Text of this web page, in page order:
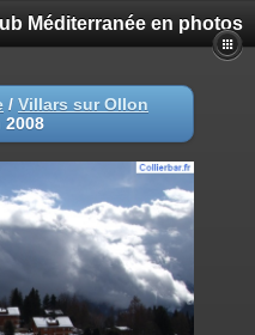
Méditerranée en photos
/ Villars sur Ollon
2008